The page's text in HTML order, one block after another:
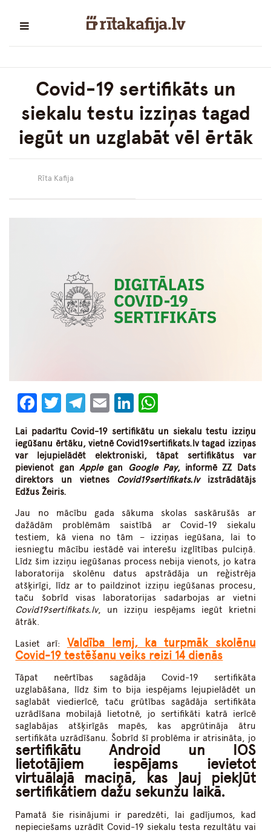
Covid-19 sertifikāts un
siekalu testu izziņas tagad
iegūt un uzglabāt vēl ērtāk
Rīta Kafija
Facebook
Twitter
Telegram
EmailLinkedIn
Lai padarītu Covid-19 sertifikātu un siekalu testu izziņu
iegūšanu ērtāku, vietnē Covid19sertifikats.lv tagad izziņas
var lejupielādēt elektroniski, tāpat sertifikātus var
pievienot gan Applegan Google Pay, informē ZZ Dats
direktors un vietnes
Covid19sertifikats.lvizstrādātājs
Edžus Žeiris.
Jau no mācību gada sākuma skolas saskārušās ar
dažādām problēmām saistībā ar Covid-19 siekalu
testiem, kā viena no tām – izziņas iegūšana, lai to
iesniegtu mācību iestādē vai interešu izglītības pulciņā.
Līdz šim izziņu iegūšanas process nebija vienots, jo katra
laboratorija skolēnu datus apstrādāja un reģistrēja
atšķirīgi, līdz ar to paildzinot izziņu iegūšanas procesu,
taču šobrīd visas laboratorijas sadarbojas ar vietni
Covid19sertifikats.lv, un izziņu iespējams iegūt krietni
ātrāk.
Lasiet arī: Valdība lemj, ka turpmāk skolēnu
Covid-19 testēšanu veiks reizi 14 dienās
Tāpat neērtības sagādāja Covid-19 sertifikāta
uzglabāšana, līdz šim to bija iespējams lejupielādēt un
saglabāt viedierīcē, taču grūtības sagādāja sertifikāta
uzrādīšana mobilajā lietotnē, jo sertifikāti katrā ierīcē
saglabājas atšķirīgās mapēs, kas apgrūtināja ātru
sertifikāta uzrādīšanu. Šobrīd šī problēma ir atrisināta, jo
sertifikātu Android un IOS
lietotājiem iespējams ievietot
virtuālajā maciņā, kas ļauj piekļūt
sertifikātiem dažu sekunžu laikā.
Pamatā šie risinājumi ir paredzēti, lai gadījumos, kad
nepieciešams uzrādīt Covid-19 siekalu testa rezultātu vai